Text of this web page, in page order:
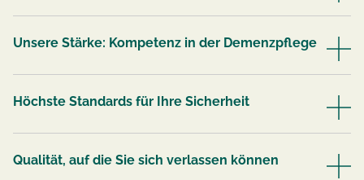
Unsere Stärke: Kompetenz in der Demenzpflege
Höchste Standards für Ihre Sicherheit
Qualität, auf die Sie sich verlassen können